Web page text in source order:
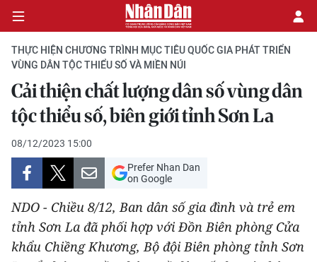
CHÍNH TRỊ
KINH TẾ
VĂN HÓA
PHÁP LUẬT
THỰC HIỆN CHƯƠNG TRÌNH MỤC TIÊU QUỐC GIA PHÁT TRIỂN
VÙNG DÂN TỘC THIỂU SỐ VÀ MIỀN NÚI
Cải thiện chất lượng dân số vùng dân
tộc thiểu số, biên giới tỉnh Sơn La
08/12/2023 15:00
Prefer Nhan Dan
on Google
NDO - Chiều 8/12, Ban dân số gia đình và trẻ em
tỉnh Sơn La đã phối hợp với Đồn Biên phòng Cửa
khẩu Chiềng Khương, Bộ đội Biên phòng tỉnh Sơn